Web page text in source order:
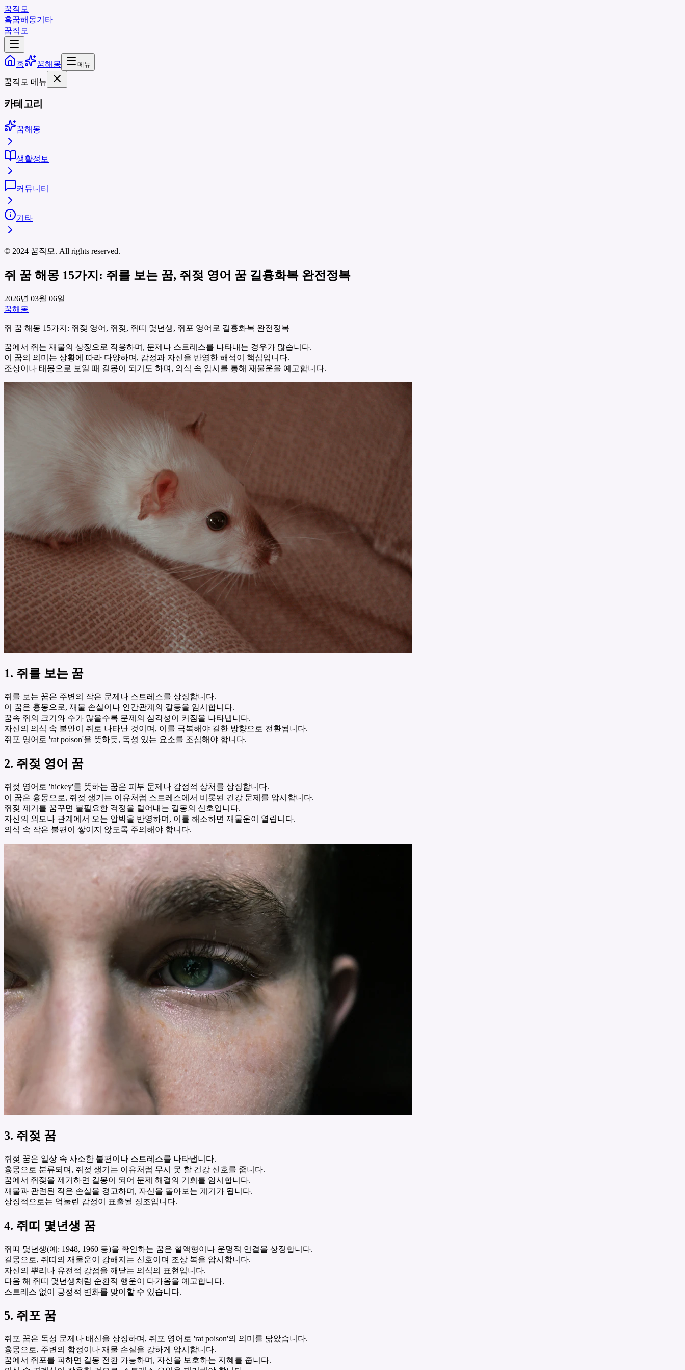
꿈직모
홈꿈해몽기타
꿈직모
홈 꿈해몽 메뉴
꿈직모 메뉴
카테고리
꿈해몽
생활정보
커뮤니티
기타
© 2024 꿈직모. All rights reserved.
쥐 꿈 해몽 15가지: 쥐를 보는 꿈, 쥐젖 영어 꿈 길흉화복 완전정복
2026년 03월 06일
꿈해몽
쥐 꿈 해몽 15가지: 쥐젖 영어, 쥐젖, 쥐띠 몇년생, 쥐포 영어로 길흉화복 완전정복
꿈에서 쥐는 재물의 상징으로 작용하며, 문제나 스트레스를 나타내는 경우가 많습니다.
이 꿈의 의미는 상황에 따라 다양하며, 감정과 자신을 반영한 해석이 핵심입니다.
조상이나 태몽으로 보일 때 길몽이 되기도 하며, 의식 속 암시를 통해 재물운을 예고합니다.
1. 쥐를 보는 꿈
쥐를 보는 꿈은 주변의 작은 문제나 스트레스를 상징합니다.
이 꿈은 흉몽으로, 재물 손실이나 인간관계의 갈등을 암시합니다.
꿈속 쥐의 크기와 수가 많을수록 문제의 심각성이 커짐을 나타냅니다.
자신의 의식 속 불안이 쥐로 나타난 것이며, 이를 극복해야 길한 방향으로 전환됩니다.
쥐포 영어로 'rat poison'을 뜻하듯, 독성 있는 요소를 조심해야 합니다.
2. 쥐젖 영어 꿈
쥐젖 영어로 'hickey'를 뜻하는 꿈은 피부 문제나 감정적 상처를 상징합니다.
이 꿈은 흉몽으로, 쥐젖 생기는 이유처럼 스트레스에서 비롯된 건강 문제를 암시합니다.
쥐젖 제거를 꿈꾸면 불필요한 걱정을 털어내는 길몽의 신호입니다.
자신의 외모나 관계에서 오는 압박을 반영하며, 이를 해소하면 재물운이 열립니다.
의식 속 작은 불편이 쌓이지 않도록 주의해야 합니다.
3. 쥐젖 꿈
쥐젖 꿈은 일상 속 사소한 불편이나 스트레스를 나타냅니다.
흉몽으로 분류되며, 쥐젖 생기는 이유처럼 무시 못 할 건강 신호를 줍니다.
꿈에서 쥐젖을 제거하면 길몽이 되어 문제 해결의 기회를 암시합니다.
재물과 관련된 작은 손실을 경고하며, 자신을 돌아보는 계기가 됩니다.
상징적으로는 억눌린 감정이 표출될 징조입니다.
4. 쥐띠 몇년생 꿈
쥐띠 몇년생(예: 1948, 1960 등)을 확인하는 꿈은 혈액형이나 운명적 연결을 상징합니다.
길몽으로, 쥐띠의 재물운이 강해지는 신호이며 조상 복을 암시합니다.
자신의 뿌리나 유전적 강점을 깨닫는 의식의 표현입니다.
다음 해 쥐띠 몇년생처럼 순환적 행운이 다가옴을 예고합니다.
스트레스 없이 긍정적 변화를 맞이할 수 있습니다.
5. 쥐포 꿈
쥐포 꿈은 독성 문제나 배신을 상징하며, 쥐포 영어로 'rat poison'의 의미를 닮았습니다.
흉몽으로, 주변의 함정이나 재물 손실을 강하게 암시합니다.
꿈에서 쥐포를 피하면 길몽 전환 가능하며, 자신을 보호하는 지혜를 줍니다.